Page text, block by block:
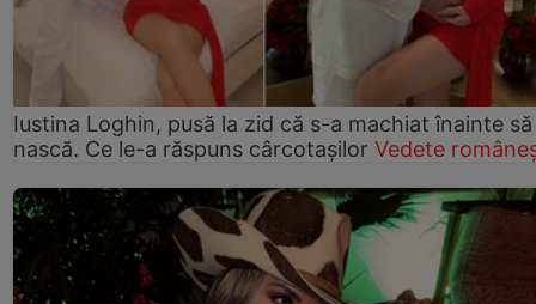
Iustina Loghin, pusă la zid că s-a machiat înainte să
nască. Ce le-a răspuns cârcotașilor Vedete